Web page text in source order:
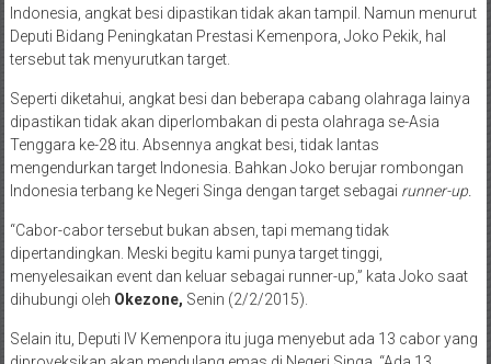
Indonesia, angkat besi dipastikan tidak akan tampil. Namun menurut
Deputi Bidang Peningkatan Prestasi Kemenpora, Joko Pekik, hal
tersebut tak menyurutkan target.
Seperti diketahui, angkat besi dan beberapa cabang olahraga lainya
dipastikan tidak akan diperlombakan di pesta olahraga se-Asia
Tenggara ke-28 itu. Absennya angkat besi, tidak lantas
mengendurkan target Indonesia. Bahkan Joko berujar rombongan
Indonesia terbang ke Negeri Singa dengan target sebagai runner-up.
“Cabor-cabor tersebut bukan absen, tapi memang tidak
dipertandingkan. Meski begitu kami punya target tinggi,
menyelesaikan event dan keluar sebagai runner-up,” kata Joko saat
dihubungi oleh Okezone, Senin (2/2/2015).
Selain itu, Deputi IV Kemenpora itu juga menyebut ada 13 cabor yang